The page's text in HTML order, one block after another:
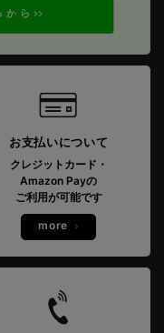
お支払いについて
クレジットカード・
Amazon Payの
ご利用が可能です
more